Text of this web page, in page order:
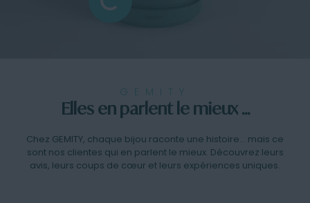
GEMITY
Elles en parlent le mieux ...
Chez GEMITY, chaque bijou raconte une histoire… mais ce
sont nos clientes qui en parlent le mieux. Découvrez leurs
avis, leurs coups de cœur et leurs expériences uniques.